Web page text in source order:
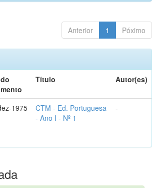
Anterior 1 Póximo
Título Autor(es)
1975
CTM - Ed. Portuguesa
- Ano I - Nº 1
-